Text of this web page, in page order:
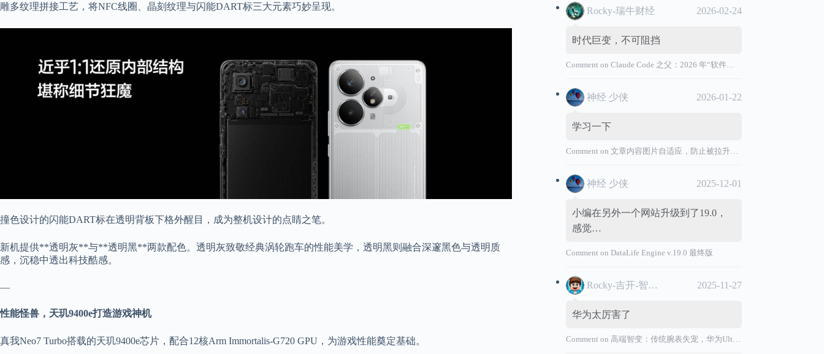
雕多纹理拼接工艺，将NFC线圈、晶刻纹理与闪能DART标三大元素巧妙呈现。
撞色设计的闪能DART标在透明背板下格外醒目，成为整机设计的点睛之笔。
新机提供**透明灰**与**透明黑**两款配色。透明灰致敬经典涡轮跑车的性能美学，透明黑则融合深邃黑色与透明质
感，沉稳中透出科技酷感。
—
性能怪兽，天玑9400e打造游戏神机
真我Neo7 Turbo搭载的天玑9400e芯片，配合12核Arm Immortalis-G720 GPU，为游戏性能奠定基础。
Rocky-瑞牛财经 2026-02-24
时代巨变，不可阻挡
Comment onClaude Code 之父：2026 年“软件工程师”退出历史舞台
神经 少侠 2026-01-22
学习一下
Comment on文章内容图片自适应，防止被拉升变形
神经 少侠 2025-12-01
小编在另外一个网站升级到了19.0，
感觉…
Comment onDataLife Engine v.19.0 最终版
Rocky-吉开-智能汽车 2025-11-27
华为太厉害了
Comment on高端智变：传统腕表失宠，华为Ultimate系列“价值超车”